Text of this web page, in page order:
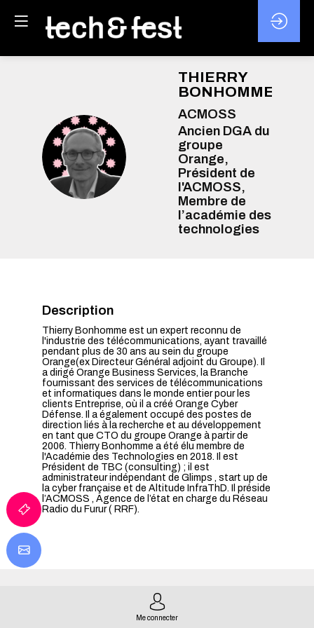
TB
THIERRY
BONHOMME
ACMOSS
Ancien DGA du
groupe
Orange,
Président de
l'ACMOSS,
Membre de
l’académie des
technologies
Description
Thierry Bonhomme est un expert reconnu de
l'industrie des télécommunications, ayant travaillé
pendant plus de 30 ans au sein du groupe
Orange(ex Directeur Général adjoint du Groupe). Il
a dirigé Orange Business Services, la Branche
fournissant des services de télécommunications
et informatiques dans le monde entier pour les
clients Entreprise, où il a créé Orange Cyber
Défense. Il a également occupé des postes de
direction liés à la recherche et au développement
en tant que CTO du groupe Orange à partir de
2006. Thierry Bonhomme a été élu membre de
l'Académie des Technologies en 2018. Il est
Président de TBC (consulting) ; il est
administrateur indépendant de Glimps , start up de
la cyber française et de Altitude InfraThD. Il préside
l’ACMOSS , Agence de l’état en charge du Réseau
Radio du Furur ( RRF).
Me connecter